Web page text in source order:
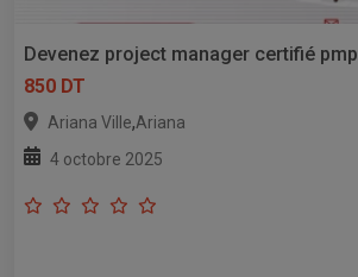
Devenez project manager certifié pmp
850 DT
Ariana Ville,Ariana
4 octobre 2025